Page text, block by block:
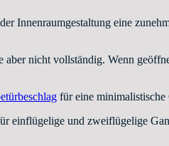
Innenraumgestaltung eine
aber nicht vollständig. Wenn
für eine minimalistische
einflügelige und zweiflügelige